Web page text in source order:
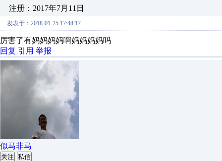
注册：2017年7月11日
发表于：2018-01-25 17:48:17
厉害了有妈妈妈妈啊妈妈妈妈吗
回复 引用 举报
似马非马
关注 私信